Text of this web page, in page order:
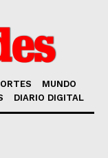
MUNDO
DIARIO DIGITAL